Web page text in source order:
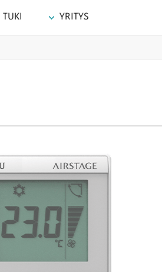
YRITYS